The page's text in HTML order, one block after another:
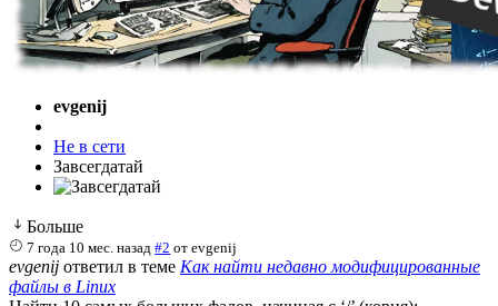
evgenij
Не в сети
Завсегдатай
Больше
7 года 10 мес. назад #2 отevgenij
evgenij ответил в теме Как найти недавно модифицированные
файлы в Linux